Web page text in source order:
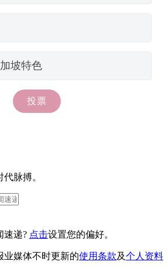
脉搏。
速递? 点击设置您的偏好。
业媒体不时更新的使用条款及个人资料